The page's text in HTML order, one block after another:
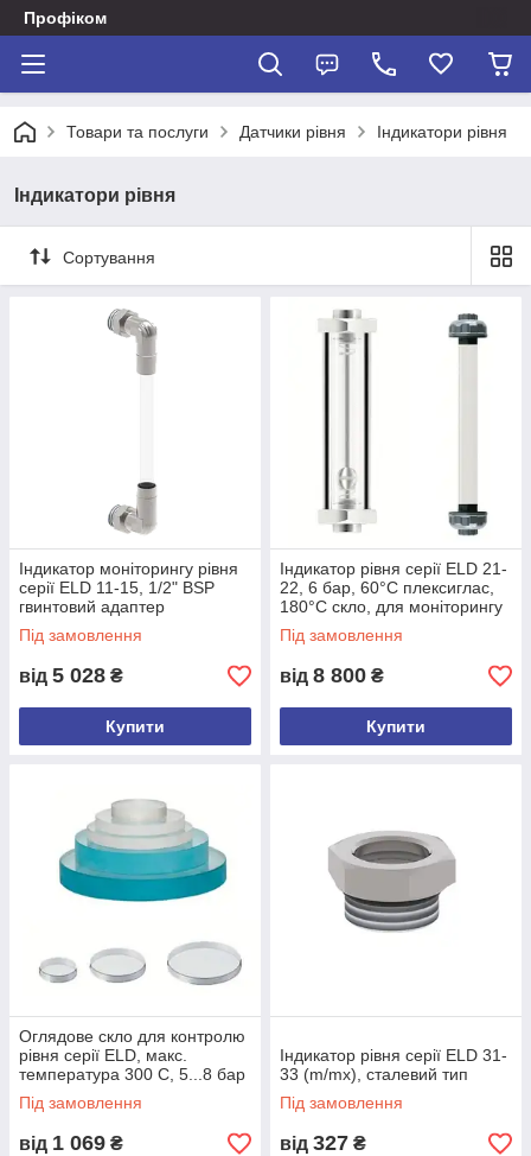
Профіком
Товари та послуги Датчики рівня Індикатори рівня
Індикатори рівня
Сортування
Індикатор моніторингу рівня
серії ELD 11-15, 1/2" BSP
гвинтовий адаптер
Під замовлення
від 5 028 ₴
Купити
Індикатор рівня серії ELD 21-
22, 6 бар, 60°C плексиглас,
180°C скло, для моніторингу
рівня сховищ рідини
Під замовлення
від 8 800 ₴
Купити
Оглядове скло для контролю
рівня серії ELD, макс.
температура 300 С, 5...8 бар
Під замовлення
від 1 069 ₴
Індикатор рівня серії ELD 31-
33 (m/mx), сталевий тип
Під замовлення
від 327 ₴